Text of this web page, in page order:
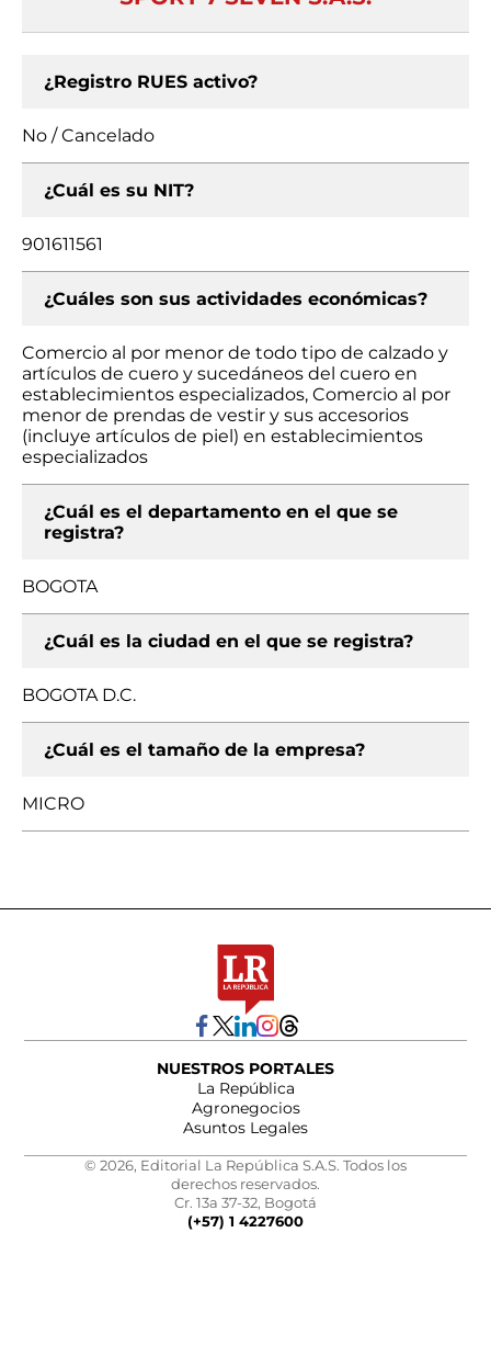
¿Registro RUES activo?
No / Cancelado
¿Cuál es su NIT?
901611561
¿Cuáles son sus actividades económicas?
Comercio al por menor de todo tipo de calzado y
artículos de cuero y sucedáneos del cuero en
establecimientos especializados, Comercio al por
menor de prendas de vestir y sus accesorios
(incluye artículos de piel) en establecimientos
especializados
¿Cuál es el departamento en el que se
registra?
BOGOTA
¿Cuál es la ciudad en el que se registra?
BOGOTA D.C.
¿Cuál es el tamaño de la empresa?
MICRO
NUESTROS PORTALES
La República
Agronegocios
Asuntos Legales
© 2026, Editorial La República S.A.S. Todos los
derechos reservados.
Cr. 13a 37-32, Bogotá
(+57) 1 4227600